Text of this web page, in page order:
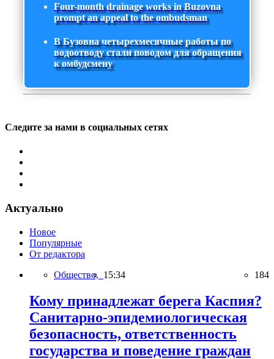
Four-month drainage works in Buzovna
prompt an appeal to the ombudsman
В Бузовна четырехмесячные работы по
водоотводу стали поводом для обращения
к омбудсмену
Следите за нами в социальных сетях
Актуально
Новое
Популярные
От редактора
Общество, 15:34 184
Кому принадлежат берега Каспия?
Санитарно-эпидемиологическая
безопасность, ответственность
государства и поведение граждан